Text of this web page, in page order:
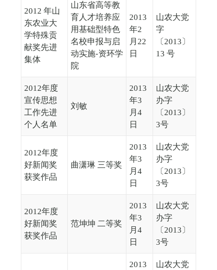
2012 年山
东农业大
学特殊贡
献奖先进
集体
山东省高等教
育人才培养应
用基础型特色
名校申报与启
动实施-资环学
院
2013
年2
月22
日
山农大党
字
〔2013〕
13 号
2012年度
宣传思想
工作先进
个人名单
刘敏
2013
年3
月4
日
山农大党
办字
〔2013〕
3号
2012年度
好新闻奖
获奖作品
曲潇琳 三等奖
2013
年3
月4
日
山农大党
办字
〔2013〕
3号
2012年度
好新闻奖
获奖作品
范坤坤 二等奖
2013
年3
月4
日
山农大党
办字
〔2013〕
3号
2013
山农大党